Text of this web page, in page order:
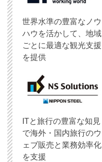
世界水準の豊富なノウ
ハウを活かして、地域
ごとに最適な観光支援
を提供
ITと旅行の豊富な知見
で海外・国内旅行のウ
ェブ販売と業務効率化
を支援